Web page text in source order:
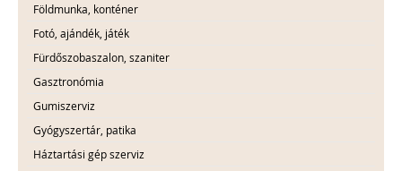
Földmunka, konténer
Fotó, ajándék, játék
Fürdőszobaszalon, szaniter
Gasztronómia
Gumiszerviz
Gyógyszertár, patika
Háztartási gép szerviz